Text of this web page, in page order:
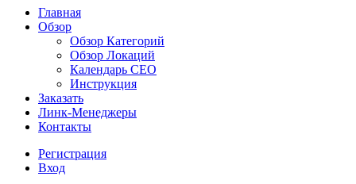
Главная
Обзор
Обзор Категорий
Обзор Локаций
Календарь СЕО
Инструкция
Заказать
Линк-Менеджеры
Контакты
Регистрация
Вход